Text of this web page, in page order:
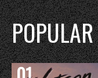
POPULAR